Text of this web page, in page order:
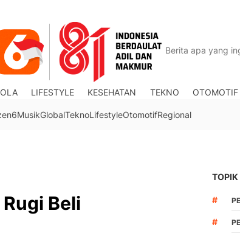
LIFESTYLE KESEHATAN TEKNO OTOMOTIF
MusikGlobalTeknoLifestyleOtomotifRegional
Beli
TOPIK
#
#